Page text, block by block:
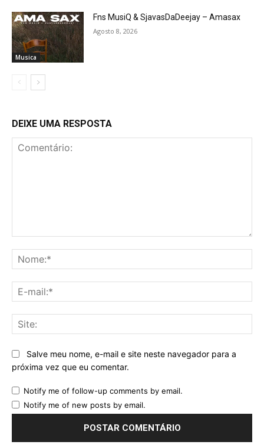
Musica
Fns MusiQ & SjavasDaDeejay – Amasax
Agosto 8, 2026
DEIXE UMA RESPOSTA
Salve meu nome, e-mail e site neste navegador para a
próxima vez que eu comentar.
Notify me of follow-up comments by email.
Notify me of new posts by email.